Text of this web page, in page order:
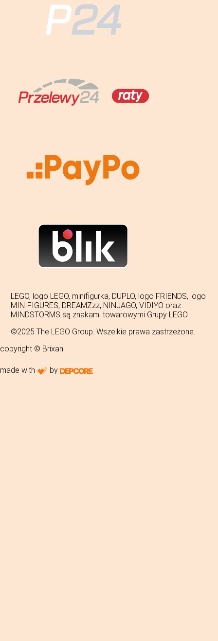
LEGO, logo LEGO, minifigurka, DUPLO, logo FRIENDS, logo
MINIFIGURES, DREAMZzz, NINJAGO, VIDIYO oraz
MINDSTORMS są znakami towarowymi Grupy LEGO.
©2025 The LEGO Group. Wszelkie prawa zastrzeżone.
copyright © Brixani
made with by